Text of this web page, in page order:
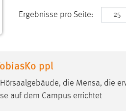
Ergebnisse pro Seite:
ppl
die Mensa, die
auf dem Campus errichtet